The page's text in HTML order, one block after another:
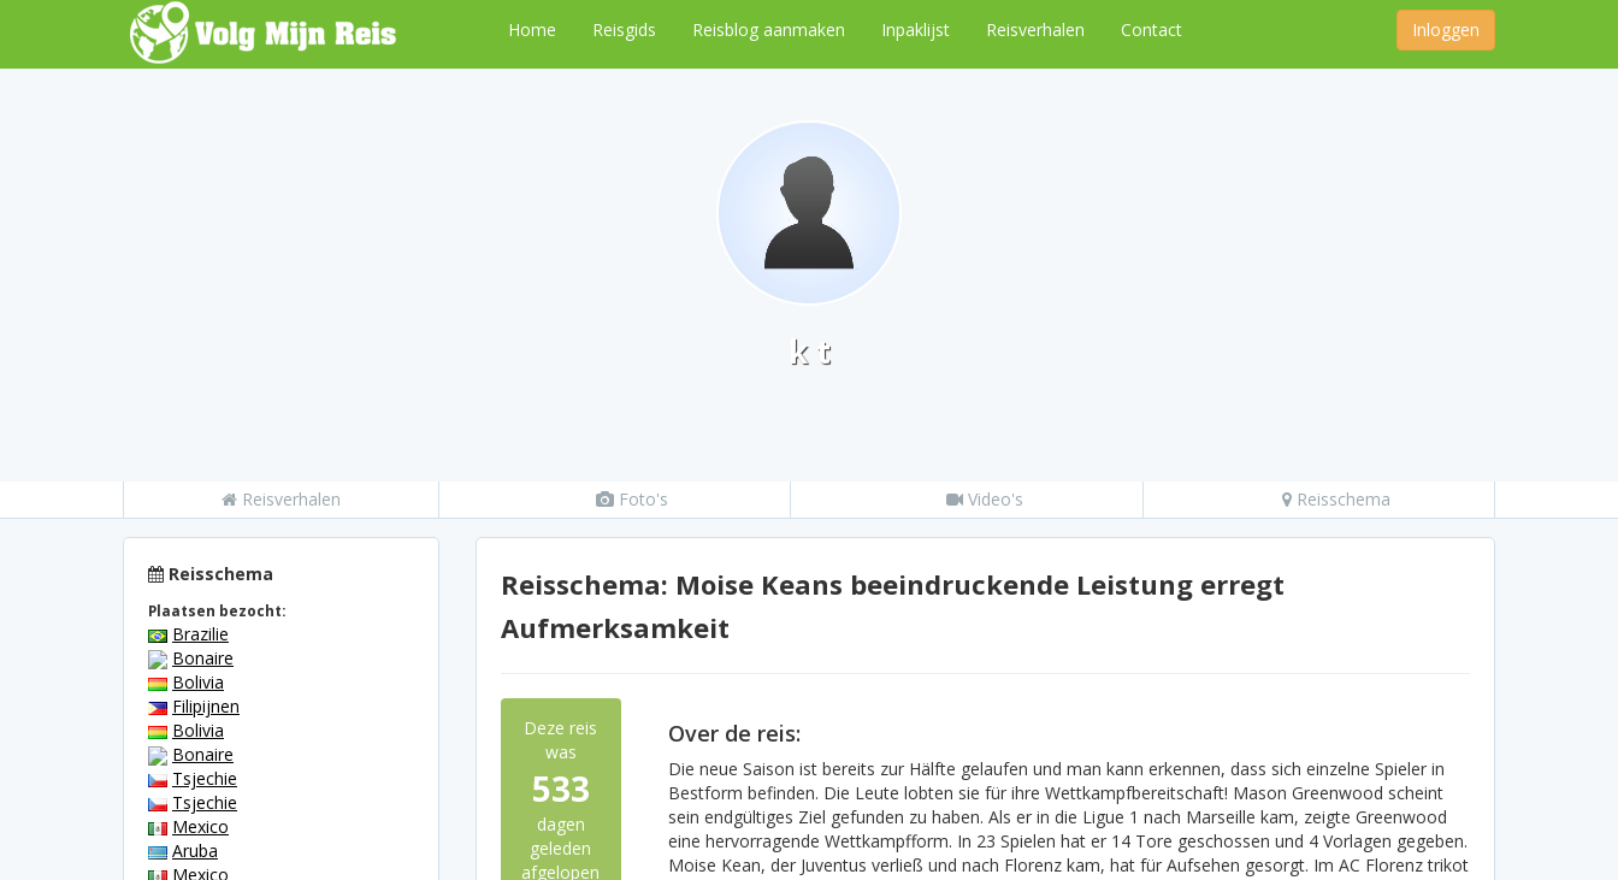
Home Reisgids Reisblog aanmaken Inpaklijst Reisverhalen Contact Inloggen
k t
Reisverhalen Foto's Video's Reisschema
Reisschema
Plaatsen bezocht:
Brazilie
Bonaire
Bolivia
Filipijnen
Bolivia
Bonaire
Tsjechie
Tsjechie
Mexico
Aruba
Mexico
Reisschema: Moise Keans beeindruckende Leistung erregt
Aufmerksamkeit
Deze reis
was
533
dagen
geleden
afgelopen
Over de reis:
Die neue Saison ist bereits zur Hälfte gelaufen und man kann erkennen, dass sich einzelne Spieler in
Bestform befinden. Die Leute lobten sie für ihre Wettkampfbereitschaft! Mason Greenwood scheint
sein endgültiges Ziel gefunden zu haben. Als er in die Ligue 1 nach Marseille kam, zeigte Greenwood
eine hervorragende Wettkampfform. In 23 Spielen hat er 14 Tore geschossen und 4 Vorlagen gegeben.
Moise Kean, der Juventus verließ und nach Florenz kam, hat für Aufsehen gesorgt. Im AC Florenz trikot